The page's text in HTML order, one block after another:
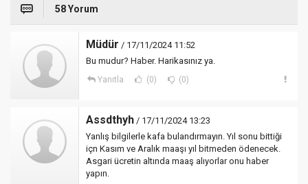
58 Yorum
Müdür / 17/11/2024 11:52
Bu mudur? Haber. Harikasınız ya.
Yanıtla (0) (0)
Assdthyh / 17/11/2024 13:23
Yanlış bilgilerle kafa bulandırmayın. Yıl sonu bittiği
içn Kasım ve Aralık maaşı yıl bitmeden ödenecek.
Asgari ücretin altında maaş alıyorlar onu haber
yapın.